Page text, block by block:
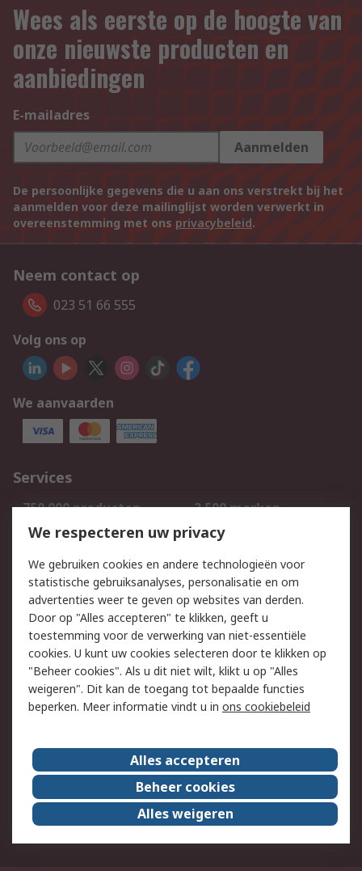
Wees als eerste op de hoogte van
onze nieuwste producten en
aanbiedingen
E-mailadres
Aanmelden
De persoonlijke gegevens die u aan ons verstrekt bij het
aanmelden voor deze mailinglijst worden verwerkt in
overeenstemming met ons privacybeleid.
Neem contact op
023 51 66 555
Volg ons op
We aanvaarden
Services
750.000 producten
2.500 merken
Bestellen
Inkoopoplossingen
Track & Trace
Wettelijk
Cookiebeleid
Email veiligheid
Privacybeleid
Websitevoorwaarden
Algemene
verkoopvoorwaarden
Over RS
RS Group
Over ons
RS wereldwijd
Werken bij RS
ESG
We respecteren uw privacy
We gebruiken cookies en andere technologieën voor
statistische gebruiksanalyses, personalisatie en om
advertenties weer te geven op websites van derden.
Door op "Alles accepteren" te klikken, geeft u
toestemming voor de verwerking van niet-essentiële
cookies. U kunt uw cookies selecteren door te klikken op
"Beheer cookies". Als u dit niet wilt, klikt u op "Alles
weigeren". Dit kan de toegang tot bepaalde functies
beperken. Meer informatie vindt u in ons cookiebeleid
Alles accepteren
Beheer cookies
Alles weigeren